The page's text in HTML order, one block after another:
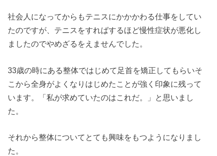
社会人になってからもテニスにかかかわる仕事をしてい
たのですが、テニスをすればするほど慢性症状が悪化し
ましたのでやめざるをえませんでした。
33歳の時にある整体ではじめて足首を矯正してもらいそ
こから全身がよくなりはじめたことが強く印象に残って
います。「私が求めていたのはこれだ。」と思いまし
た。
それから整体についてとても興味をもつようになりまし
た。